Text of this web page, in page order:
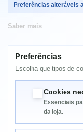
Comprar
Preferências alteráveis
Saber mais
Preferências
Escolha que tipos de
Cookies
Essenciais
da loja.